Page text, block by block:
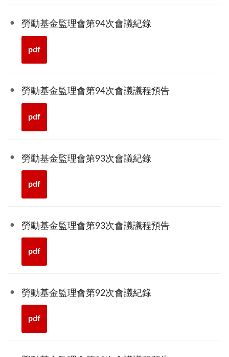
勞動基金監理會第94次會議紀錄
pdf
勞動基金監理會第94次會議議程預告
pdf
勞動基金監理會第93次會議紀錄
pdf
勞動基金監理會第93次會議議程預告
pdf
勞動基金監理會第92次會議紀錄
pdf